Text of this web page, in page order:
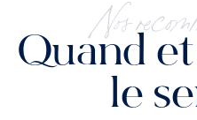
Nos
Quand
le